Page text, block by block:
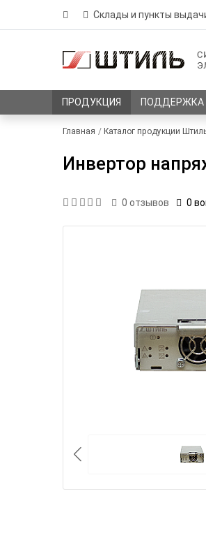
Склады и пункты
ПРОДУКЦИЯ ПОДДЕРЖКА
Главная Каталог продукции
Инвертор
0 отзывов 0